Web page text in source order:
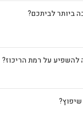
ביותר לביתכם?
להשפיע על רמת הריכוז?